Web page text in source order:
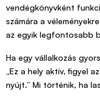
vendégkönyvként
számára a
az egyik legfontosabb
Ha egy vállalkozás
„Ez a hely aktív, figyel
nyújt.” Mi történik, ha